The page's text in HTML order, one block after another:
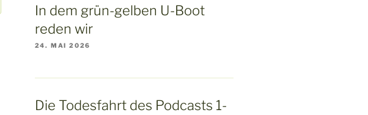
In dem grün-gelben U-Boot
reden wir
24. MAI 2026
Die Todesfahrt des Podcasts 1-